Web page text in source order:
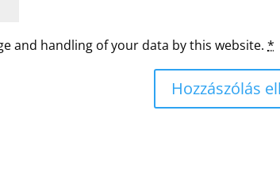
and handling of your data by this website.*